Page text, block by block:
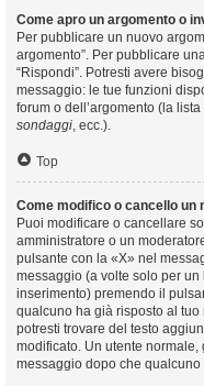
Come apro un argomento o
Per pubblicare un nuovo
argomento”. Per pubblicare
“Rispondi”. Potresti avere
messaggio: le tue funzioni
forum o dell’argomento (la lista
sondaggi, ecc.).
Top
Come modifico o cancello un
Puoi modificare o cancellare
amministratore o un
pulsante con la «X» nel
messaggio (a volte solo per
inserimento) premendo il
qualcuno ha già risposto al
potresti trovare del testo
modificato. Un utente
messaggio dopo che qualcuno